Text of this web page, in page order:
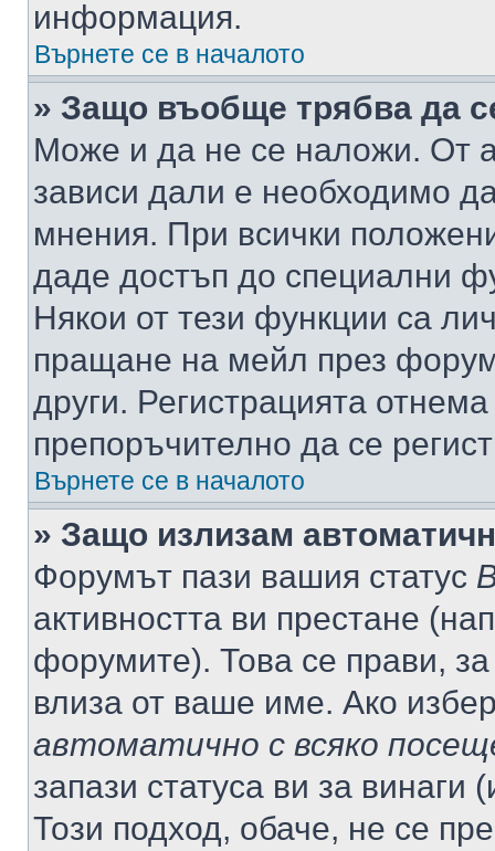
информация.
Върнете се в началото
» Защо въобще трябва да
Може и да не се наложи. От
зависи дали е необходимо
мнения. При всички
даде достъп до специални
Някои от тези функции са
пращане на мейл през
други. Регистрацията
препоръчително да се
Върнете се в началото
» Защо излизам
Форумът пази вашия статус
активността ви престане
форумите). Това се прави,
влиза от ваше име. Ако
автоматично с всяко
запази статуса ви за винаги
Този подход, обаче, не се